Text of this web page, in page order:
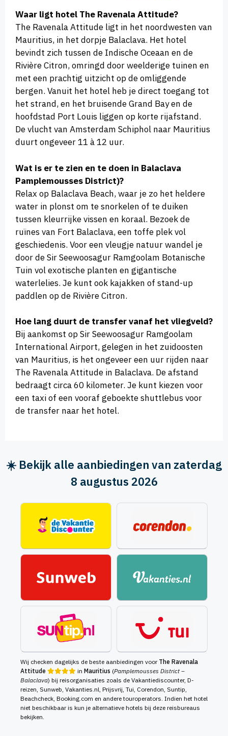
Waar ligt hotel The Ravenala Attitude?
The Ravenala Attitude ligt in het noordwesten van
Mauritius, in het dorpje Balaclava. Het hotel
bevindt zich tussen de Indische Oceaan en de
Rivière Citron, omringd door weelderige tuinen en
met een prachtig uitzicht op de omliggende
bergen. Vanuit het hotel heb je direct toegang tot
het strand, en het bruisende Grand Bay en de
hoofdstad Port Louis liggen op korte rijafstand.
De vlucht van Amsterdam Schiphol naar Mauritius
duurt ongeveer 11 à 12 uur.
Wat is er te zien en te doen in Balaclava
Pamplemousses District)?
Relax op Balaclava Beach, waar je zo het heldere
water in plonst om te snorkelen of te duiken
tussen kleurrijke vissen en koraal. Bezoek de
ruïnes van Fort Balaclava, een toffe plek vol
geschiedenis. Voor een vleugje natuur wandel je
door de Sir Seewoosagur Ramgoolam Botanische
Tuin vol exotische planten en gigantische
waterlelies. Je kunt ook kajakken of stand-up
paddlen op de Rivière Citron.
Hoe lang duurt de transfer vanaf het vliegveld?
Bij aankomst op Sir Seewoosagur Ramgoolam
International Airport, gelegen in het zuidoosten
van Mauritius, is het ongeveer een uur rijden naar
The Ravenala Attitude in Balaclava. De afstand
bedraagt circa 60 kilometer. Je kunt kiezen voor
een taxi of een vooraf geboekte shuttlebus voor
de transfer naar het hotel.
☀️ Bekijk alle aanbiedingen van zaterdag
8 augustus 2026
Wij checken dagelijks de beste aanbiedingen voor The Ravenala
Attitude
in Mauritius (Pamplemousses District –
Balaclava) bij reisorganisaties zoals de Vakantiediscounter, D-
reizen, Sunweb, Vakanties.nl, Prijsvrij, Tui, Corendon, Suntip,
Beachcheck, Booking.com en andere touroperators. Indien het hotel
niet beschikbaar is kun je alternatieve hotels bij deze reisbureaus
bekijken.